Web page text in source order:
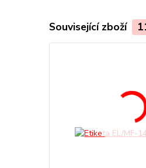
Související zboží